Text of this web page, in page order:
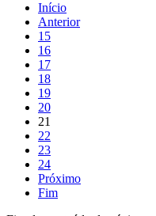
Início
Anterior
15
16
17
18
19
20
21
22
23
24
Próximo
Fim